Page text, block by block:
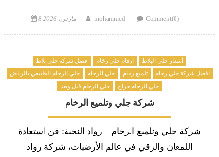
Posted 8 مارس، 2026 Author
mohammed Comment(0)
أسعار جلي البلاط ارقام جلي رخام
افضل شركة جلي بلاط
افضل شركة جلي رخام
تلميع رخام جلي الرخام
جلي الرخام الطبيعي بالرياض
جلي الرخام حراج
جلي الرخام قبل وبعد
شركة جلي وتلميع الرخام
شركة جلي وتلميع الرخام – رواد النخبة: فن استعادة
اللمعان والرقي في عالم الأرضيات، شركة رواد